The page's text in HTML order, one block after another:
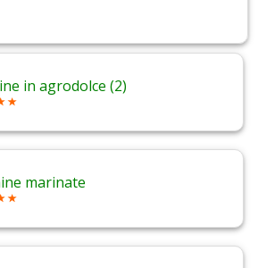
in agrodolce (2)
marinate